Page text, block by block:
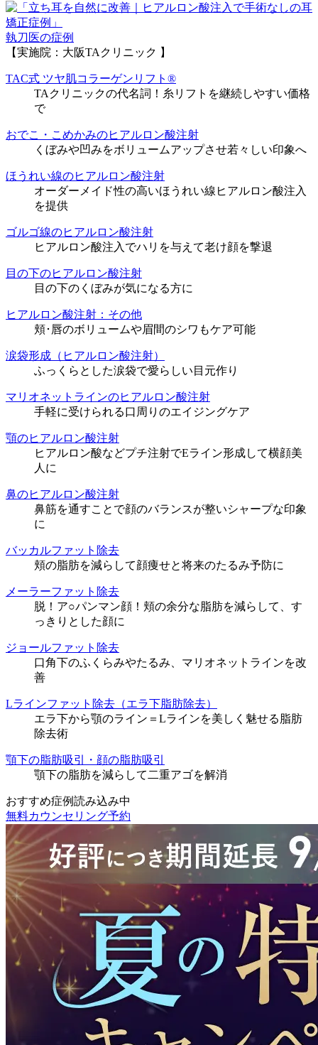
執刀医の症例
【実施院：大阪TAクリニック 】
TAC式 ツヤ肌コラーゲンリフト®
TAクリニックの代名詞！糸リフトを継続しやすい価格
で
おでこ・こめかみのヒアルロン酸注射
くぼみや凹みをボリュームアップさせ若々しい印象へ
ほうれい線のヒアルロン酸注射
オーダーメイド性の高いほうれい線ヒアルロン酸注入
を提供
ゴルゴ線のヒアルロン酸注射
ヒアルロン酸注入でハリを与えて老け顔を撃退
目の下のヒアルロン酸注射
目の下のくぼみが気になる方に
ヒアルロン酸注射：その他
頬･唇のボリュームや眉間のシワもケア可能
涙袋形成（ヒアルロン酸注射）
ふっくらとした涙袋で愛らしい目元作り
マリオネットラインのヒアルロン酸注射
手軽に受けられる口周りのエイジングケア
顎のヒアルロン酸注射
ヒアルロン酸などプチ注射でEライン形成して横顔美
人に
鼻のヒアルロン酸注射
鼻筋を通すことで顔のバランスが整いシャープな印象
に
バッカルファット除去
頬の脂肪を減らして顔痩せと将来のたるみ予防に
メーラーファット除去
脱！ア○パンマン顔！頬の余分な脂肪を減らして、す
っきりとした顔に
ジョールファット除去
口角下のふくらみやたるみ、マリオネットラインを改
善
Lラインファット除去（エラ下脂肪除去）
エラ下から顎のライン＝Lラインを美しく魅せる脂肪
除去術
顎下の脂肪吸引・顔の脂肪吸引
顎下の脂肪を減らして二重アゴを解消
おすすめ症例読み込み中
無料カウンセリング予約